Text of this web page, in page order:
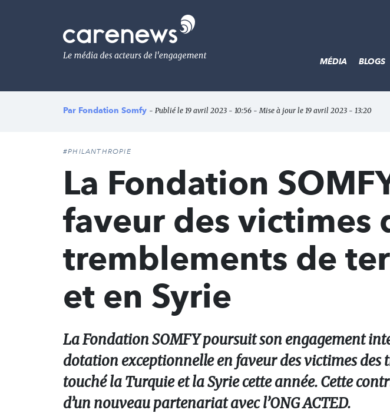
Le
média
de
l'engagement
MÉDIA BLOGS
Par Fondation Somfy - Publié le 19 avril 2023 - 10:56 - Mise à jour le 19 avril 2023 - 13:20
#PHILANTHROPIE
La Fondation
faveur des victimes
tremblements de
et en Syrie
La Fondation SOMFY poursuit son engagement
dotation exceptionnelle en faveur des victimes des
touché la Turquie et la Syrie cette année. Cette
d’un nouveau partenariat avec l’ONG ACTED.